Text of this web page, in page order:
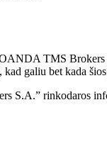
TMS
galiu bet kada
S.A.” rinkodaros